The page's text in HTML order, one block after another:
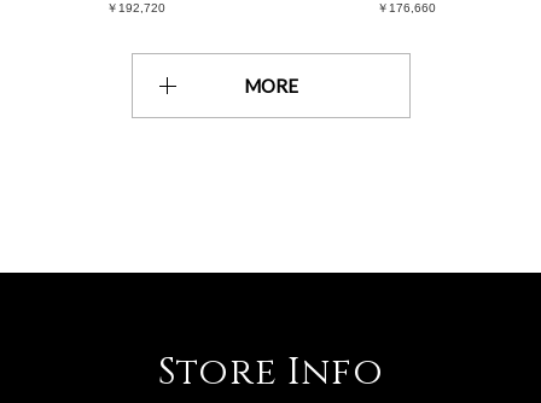
￥192,720 ￥176,660
MORE
Store Info